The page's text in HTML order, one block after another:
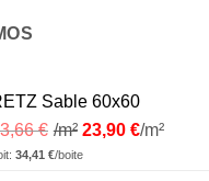
Sable 60x60
€ /m² 23,90 €/m²
34,41 €/boite